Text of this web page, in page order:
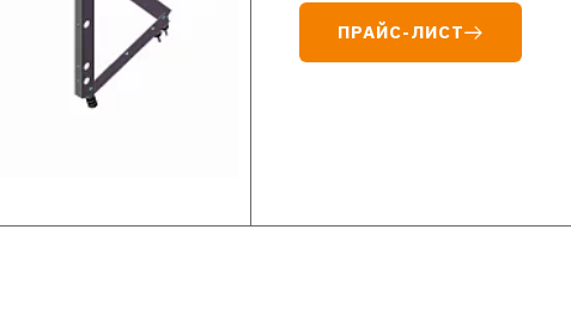
ПРАЙС-ЛИСТ